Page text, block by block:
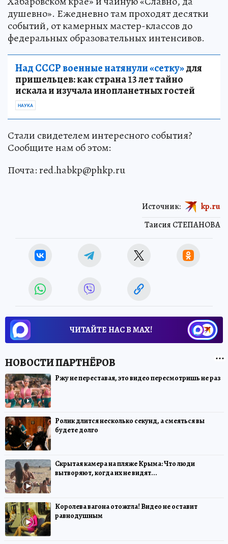
душевно». Ежедневно там проходят десятки
событий, от камерных мастер-классов до
федеральных образовательных интенсивов.
Над СССР военные натянули «сетку»для
пришельцев: как страна 13 лет тайно
искала и изучала инопланетных гостей
НАУКА
Стали свидетелем интересного события?
Сообщите нам об этом:
Почта: red.habkp@phkp.ru
Таисия СТЕПАНОВА
Источник: kp.ru
ЧИТАЙТЕ НАС В МАХ!
Ржу не переставая, это видео пересмотришь не раз
Ролик длится несколько секунд, а смеяться вы
будете долго
Скрытая камера на пляже Крыма: Что люди
вытворяют, когда их не видят...
Королева вагона отожгла! Видео не оставит
равнодушным